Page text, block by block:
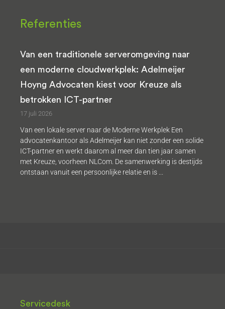
Referenties
Van een traditionele serveromgeving naar
een moderne cloudwerkplek: Adelmeijer
Hoyng Advocaten kiest voor Kreuze als
betrokken ICT-partner
17 juli 2026
Van een lokale server naar de Moderne Werkplek Een
advocatenkantoor als Adelmeijer kan niet zonder een solide
ICT-partner en werkt daarom al meer dan tien jaar samen
met Kreuze, voorheen NLCom. De samenwerking is destijds
ontstaan vanuit een persoonlijke relatie en is ...
Servicedesk